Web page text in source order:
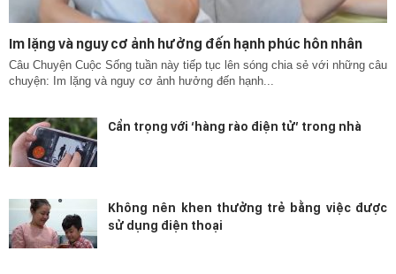
Im lặng và nguy cơ ảnh hưởng đến hạnh phúc hôn nhân
Câu Chuyện Cuộc Sống tuần này tiếp tục lên sóng chia sẻ với những câu
chuyện: Im lặng và nguy cơ ảnh hưởng đến hạnh...
Cẩn trọng với ‘hàng rào điện tử’ trong nhà
Không nên khen thưởng trẻ bằng việc được
sử dụng điện thoại